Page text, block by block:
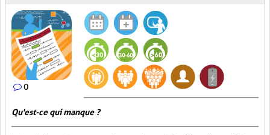
0
Qu'est-ce qui manque ?